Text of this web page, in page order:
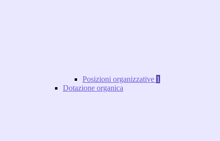
Posizioni organizzative 1
Dotazione organica